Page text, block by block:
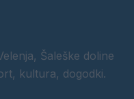
Šaleške doline
kultura, dogodki.